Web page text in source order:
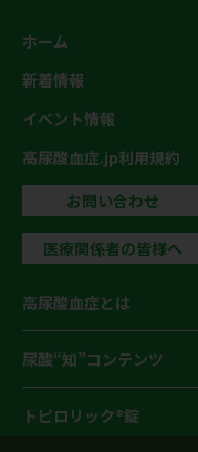
ホーム
新着情報
イベント情報
高尿酸血症.jp利用規約
お問い合わせ
医療関係者の皆様へ
高尿酸血症とは
尿酸“知”コンテンツ
トピロリック®錠